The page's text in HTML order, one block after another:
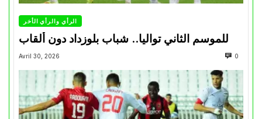
الرأي والرأي الأخر
للموسم الثاني تواليا.. شباب بلوزداد دون ألقاب
Avril 30, 2026 0